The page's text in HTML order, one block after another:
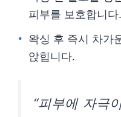
피부를 보호합니다.
왁싱 후 즉시 차가
앉힙니다.
“피부에 자극